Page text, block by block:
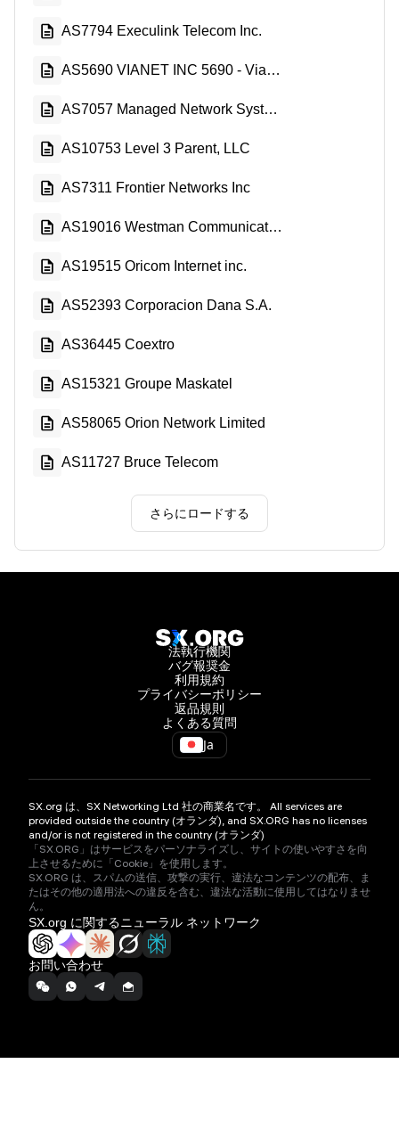
AS7794 Execulink Telecom Inc.
AS5690 VIANET INC 5690 - Vianet Inc.
AS7057 Managed Network Systems Inc.
AS10753 Level 3 Parent, LLC
AS7311 Frontier Networks Inc
AS19016 Westman Communications Group
AS19515 Oricom Internet inc.
AS52393 Corporacion Dana S.A.
AS36445 Coextro
AS15321 Groupe Maskatel
AS58065 Orion Network Limited
AS11727 Bruce Telecom
さらにロードする
法執行機関
バグ報奨金
利用規約
プライバシーポリシー
返品規則
よくある質問
Ja
SX.org は、SX Networking Ltd 社の商業名です。 All services are
provided outside the country (オランダ), and SX.ORG has no licenses
and/or is not registered in the country (オランダ)
「SX.ORG」はサービスをパーソナライズし、サイトの使いやすさを向
上させるために「Cookie」を使用します。
SX.ORG は、スパムの送信、攻撃の実行、違法なコンテンツの配布、ま
たはその他の適用法への違反を含む、違法な活動に使用してはなりませ
ん。
SX.org に関するニューラル ネットワーク
お問い合わせ